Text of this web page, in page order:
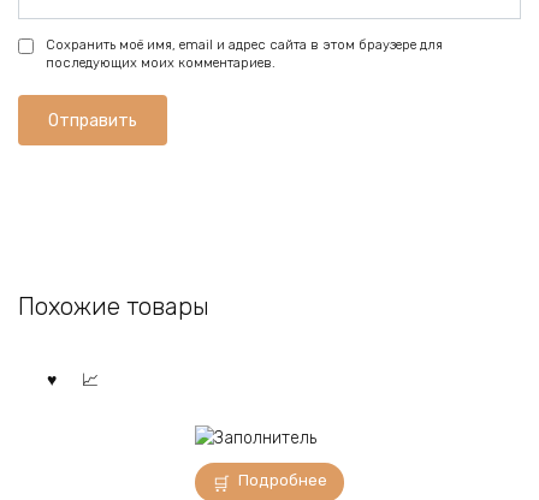
Сохранить моё имя, email и адрес сайта в этом браузере для
последующих моих комментариев.
Похожие товары
Подробнее